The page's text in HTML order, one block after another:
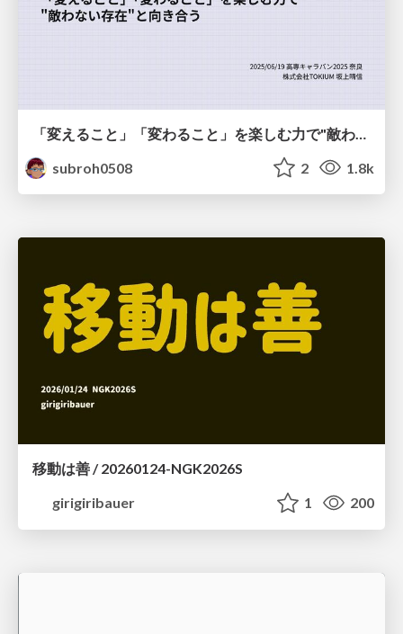
subroh0508
2 1.8k
移動は善 / 20260124-NGK2026S
girigiribauer
1 200